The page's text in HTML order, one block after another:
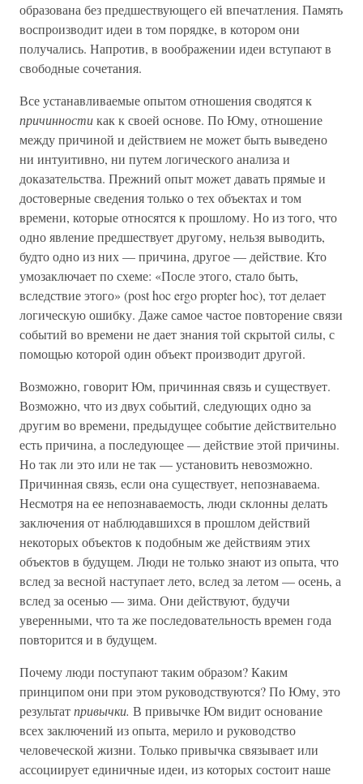
образована без предшествующего ей впечатления. Память
воспроизводит идеи в том порядке, в котором они
получались. Напротив, в воображении идеи вступают в
свободные сочетания.
Все устанавливаемые опытом отношения сводятся к
причинностикак к своей основе. По Юму, отношение
между причиной и действием не может быть выведено
ни интуитивно, ни путем логического анализа и
доказательства. Прежний опыт может давать прямые и
достоверные сведения только о тех объектах и том
времени, которые относятся к прошлому. Но из того, что
одно явление предшествует другому, нельзя выводить,
будто одно из них — причина, другое — действие. Кто
умозаключает по схеме: «После этого, стало быть,
вследствие этого» (post hoc ergo propter hoc), тот делает
логическую ошибку. Даже самое частое повторение связи
событий во времени не дает знания той скрытой силы, с
помощью которой один объект производит другой.
Возможно, говорит Юм, причинная связь и существует.
Возможно, что из двух событий, следующих одно за
другим во времени, предыдущее событие действительно
есть причина, а последующее — действие этой причины.
Но так ли это или не так — установить невозможно.
Причинная связь, если она существует, непознаваема.
Несмотря на ее непознаваемость, люди склонны делать
заключения от наблюдавшихся в прошлом действий
некоторых объектов к подобным же действиям этих
объектов в будущем. Люди не только знают из опыта, что
вслед за весной наступает лето, вслед за летом — осень, а
вслед за осенью — зима. Они действуют, будучи
уверенными, что та же последовательность времен года
повторится и в будущем.
Почему люди поступают таким образом? Каким
принципом они при этом руководствуются? По Юму, это
результатпривычки. В привычке Юм видит основание
всех заключений из опыта, мерило и руководство
человеческой жизни. Только привычка связывает или
ассоциирует единичные идеи, из которых состоит наше